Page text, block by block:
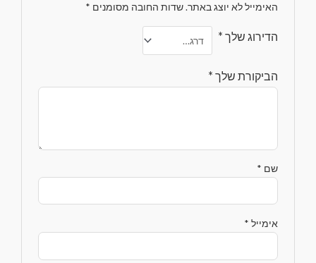
האימייל לא יוצג באתר.שדות החובה מסומנים *
הדירוג שלך *
הביקורת שלך *
שם *
אימייל *